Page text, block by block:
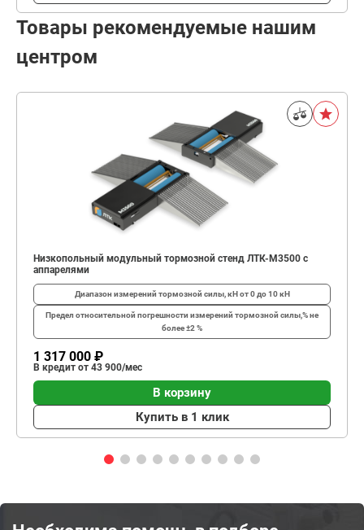
Товары рекомендуемые нашим
центром
Низкопольный модульный тормозной стенд ЛТК-М3500 с
аппарелями
Диапазон измерений тормозной силы, кНот 0 до 10 кН
Предел относительной погрешности измерений тормозной силы,%не
более ±2 %
1 317 000 ₽
В кредит от 43 900/мес
В корзину
Купить в 1 клик